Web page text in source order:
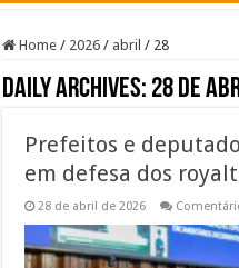
Home / 2026 / abril / 28
Daily Archives: 28 de
Prefeitos e
em defesa dos
28 de abril de 2026